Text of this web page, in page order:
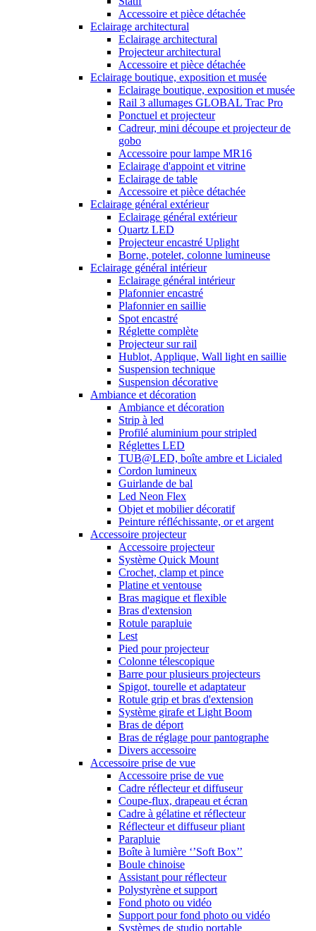
Accessoire et pièce détachée
Eclairage architectural
Eclairage architectural
Projecteur architectural
Accessoire et pièce détachée
Eclairage boutique, exposition et musée
Eclairage boutique, exposition et musée
Rail 3 allumages GLOBAL Trac Pro
Ponctuel et projecteur
Cadreur, mini découpe et projecteur de
gobo
Accessoire pour lampe MR16
Eclairage d'appoint et vitrine
Eclairage de table
Accessoire et pièce détachée
Eclairage général extérieur
Eclairage général extérieur
Quartz LED
Projecteur encastré Uplight
Borne, potelet, colonne lumineuse
Eclairage général intérieur
Eclairage général intérieur
Plafonnier encastré
Plafonnier en saillie
Spot encastré
Réglette complète
Projecteur sur rail
Hublot, Applique, Wall light en saillie
Suspension technique
Suspension décorative
Ambiance et décoration
Ambiance et décoration
Strip à led
Profilé aluminium pour stripled
Réglettes LED
TUB@LED, boîte ambre et Licialed
Cordon lumineux
Guirlande de bal
Led Neon Flex
Objet et mobilier décoratif
Peinture réfléchissante, or et argent
Accessoire projecteur
Accessoire projecteur
Système Quick Mount
Crochet, clamp et pince
Platine et ventouse
Bras magique et flexible
Bras d'extension
Rotule parapluie
Lest
Pied pour projecteur
Colonne télescopique
Barre pour plusieurs projecteurs
Spigot, tourelle et adaptateur
Rotule grip et bras d'extension
Système girafe et Light Boom
Bras de déport
Bras de réglage pour pantographe
Divers accessoire
Accessoire prise de vue
Accessoire prise de vue
Cadre réflecteur et diffuseur
Coupe-flux, drapeau et écran
Cadre à gélatine et réflecteur
Réflecteur et diffuseur pliant
Parapluie
Boîte à lumière ‘’Soft Box’’
Boule chinoise
Assistant pour réflecteur
Polystyrène et support
Fond photo ou vidéo
Support pour fond photo ou vidéo
Systèmes de studio portable